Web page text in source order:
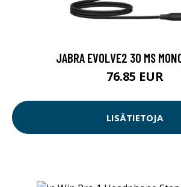
JABRA EVOLVE2 30 MS
76.85 EUR
LISÄTIETOJA